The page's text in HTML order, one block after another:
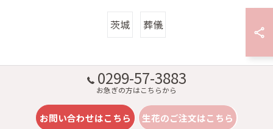
茨城 葬儀
0299-57-3883
お急ぎの方はこちらから
お問い合わせはこちら 生花のご注文はこちら